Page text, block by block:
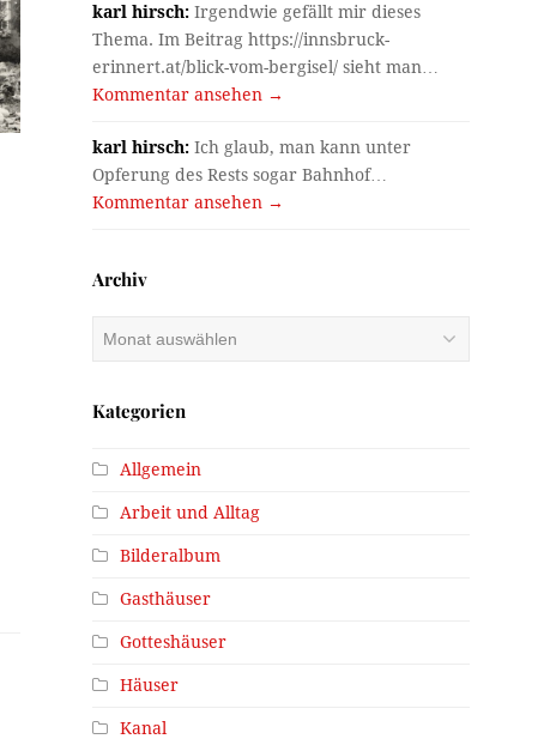
karl hirsch: Irgendwie gefällt mir dieses
Thema. Im Beitrag https://innsbruck-
erinnert.at/blick-vom-bergisel/ sieht man…
Kommentar ansehen →
karl hirsch: Ich glaub, man kann unter
Opferung des Rests sogar Bahnhof…
Kommentar ansehen →
Archiv
Kategorien
Allgemein
Arbeit und Alltag
Bilderalbum
Gasthäuser
Gotteshäuser
Häuser
Kanal